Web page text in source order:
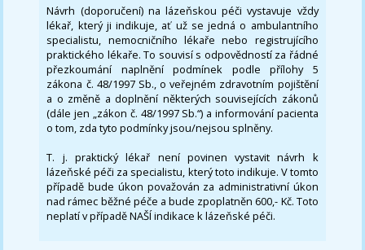
Návrh (doporučení) na lázeňskou péči vystavuje vždy
lékař, který ji indikuje, ať už se jedná o ambulantního
specialistu, nemocničního lékaře nebo registrujícího
praktického lékaře. To souvisí s odpovědností za řádné
přezkoumání naplnění podmínek podle přílohy 5
zákona č. 48/1997 Sb., o veřejném zdravotním pojištění
a o změně a doplnění některých souvisejících zákonů
(dále jen „zákon č. 48/1997 Sb.“) a informování pacienta
o tom, zda tyto podmínky jsou/nejsou splněny.
T. j. praktický lékař není povinen vystavit návrh k
lázeňské péči za specialistu, který toto indikuje. V tomto
případě bude úkon považován za administrativní úkon
nad rámec běžné péče a bude zpoplatněn 600,- Kč. Toto
neplatí v případě NAŠÍ indikace k lázeňské péči.